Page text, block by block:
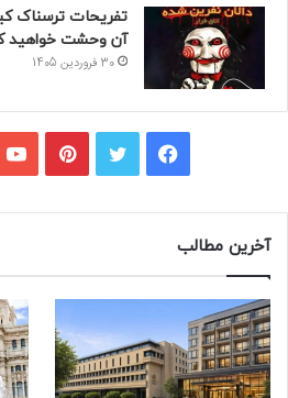
تفریحات ترسناک
آن وحشت خواهید
30 فروردین 1405
فیسبوکتوییتر
آخرین مطالب